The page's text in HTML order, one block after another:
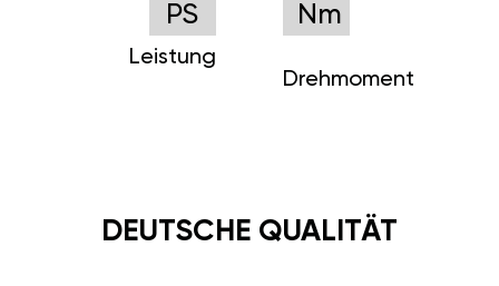
PS
Leistung
Nm
Drehmoment
DEUTSCHE QUALITÄT